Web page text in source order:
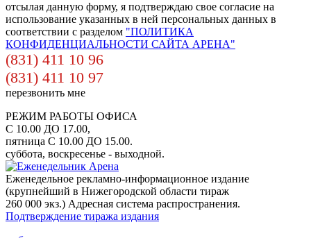
отсылая данную форму, я подтверждаю свое согласие на
использование указанных в ней персональных данных в
соответствии с разделом "ПОЛИТИКА
КОНФИДЕНЦИАЛЬНОСТИ САЙТА АРЕНА"
(831) 411 10 96
(831) 411 10 97
перезвонить мне
РЕЖИМ РАБОТЫ ОФИСА
С 10.00 ДО 17.00,
пятница С 10.00 ДО 15.00.
суббота, воскресенье - выходной.
Еженедельное рекламно-информационное издание
(крупнейший в Нижегородской области тираж
260 000 экз.) Адресная система распространения.
Подтверждение тиража издания